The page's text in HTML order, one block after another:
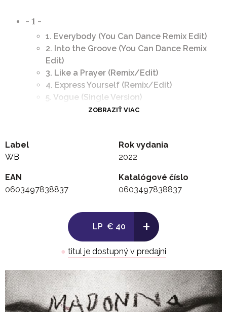
- 1 -
1. Everybody (You Can Dance Remix Edit)
2. Into the Groove (You Can Dance Remix
Edit)
3. Like a Prayer (Remix/Edit)
4. Express Yourself (Remix/Edit)
5. Vogue (Single Version)
6. Deeper and Deeper (David's Radio Edit)
- 2 -
1. Music (Deep Dish Dot Com Radio Edit)
2. Hollywood (Calderone & Quayle Edit)
3. Hung Up (Sdp Extended Vocal Edit)
6. Living For Love (Offer Nissim Promo Mix)
7. Medellin (Offer Nissim Madame X In the
Sphinx Mix)
8. I Don't Search I Find (Honey Dijon Radio
Mix)
ZOBRAZIŤ VIAC
Label
WB
Rok vydania
2022
EAN
0603497838837
Katalógové číslo
0603497838837
LP € 40 +
● titul je dostupný v predajni